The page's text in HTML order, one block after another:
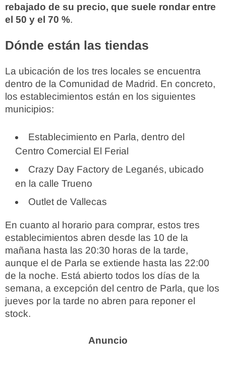
rebajado de su precio, que suele rondar entre
el 50 y el 70 %.
Dónde están las tiendas
La ubicación de los tres locales se encuentra
dentro de la Comunidad de Madrid. En concreto,
los establecimientos están en los siguientes
municipios:
Establecimiento en Parla, dentro del
Centro Comercial El Ferial
Crazy Day Factory de Leganés, ubicado
en la calle Trueno
Outlet de Vallecas
En cuanto al horario para comprar, estos tres
establecimientos abren desde las 10 de la
mañana hasta las 20:30 horas de la tarde,
aunque el de Parla se extiende hasta las 22:00
de la noche. Está abierto todos los días de la
semana, a excepción del centro de Parla, que los
jueves por la tarde no abren para reponer el
stock.